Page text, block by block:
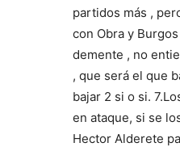
partidos más ,
con Obra y
demente , no
, que será el que
bajar 2 si o si.
en ataque, si se
Hector Alderete